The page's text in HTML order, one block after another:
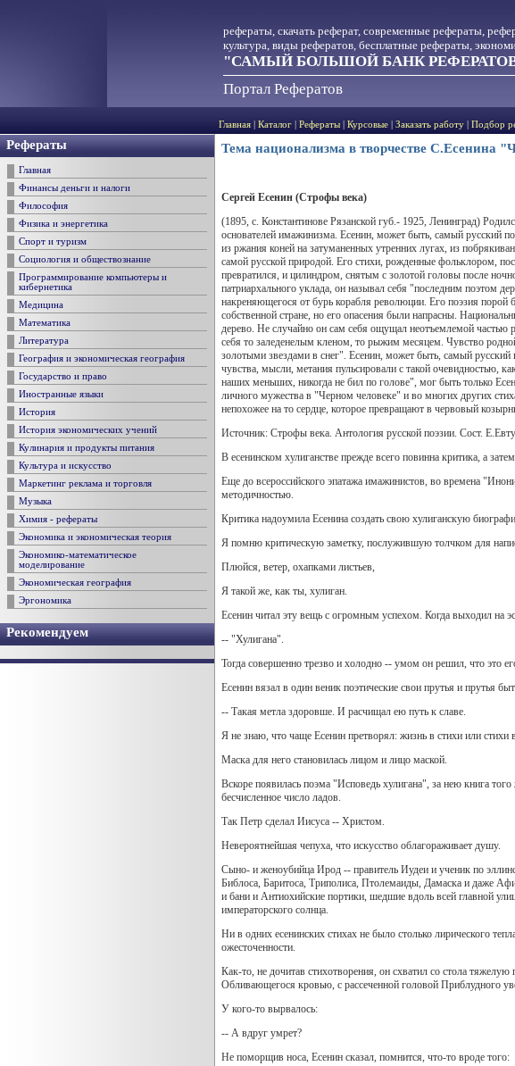
рефераты, скачать реферат, современные рефераты,
культура, виды рефератов, бесплатные рефераты,
"САМЫЙ БОЛЬШОЙ БАНК
Портал Рефератов
Главная Каталог Рефераты Курсовые Заказать работу Подбор
Рефераты
Главная
Финансы деньги и налоги
Философия
Физика и энергетика
Спорт и туризм
Социология и обществознание
Программирование компьютеры и
кибернетика
Медицина
Математика
Литература
География и экономическая география
Государство и право
Иностранные языки
История
История экономических учений
Кулинария и продукты питания
Культура и искусство
Маркетинг реклама и торговля
Музыка
Химия - рефераты
Экономика и экономическая теория
Экономико-математическое
моделирование
Экономическая география
Эргономика
Рекомендуем
Тема национализма в творчестве С.Есенина
Сергей Есенин (Строфы века)
(1895, с. Константинове Рязанской губ.- 1925, Ленинград)
основателей имажинизма. Есенин, может быть, самый русский
из ржания коней на затуманенных утренних лугах, из
самой русской природой. Его стихи, рожденные фольклором,
превратился, и цилиндром, снятым с золотой головы после
патриархального уклада, он называл себя "последним поэтом
накреняющегося от бурь корабля революции. Его поэзия порой
собственной стране, но его опасения были напрасны.
дерево. Не случайно он сам себя ощущал неотъемлемой частью
себя то заледенелым кленом, то рыжим месяцем. Чувство
золотыми звездами в снег". Есенин, может быть, самый русский
чувства, мысли, метания пульсировали с такой очевидностью,
наших меньших, никогда не бил по голове", мог быть только
личного мужества в "Черном человеке" и во многих других
непохожее на то сердце, которое превращают в червовый
Источник: Строфы века. Антология русской поэзии. Сост.
В есенинском хулиганстве прежде всего повинна критика, а
Еще до всероссийского эпатажа имажинистов, во времена
методичностью.
Критика надоумила Есенина создать свою хулиганскую
Я помню критическую заметку, послужившую толчком для
Плюйся, ветер, охапками листьев,
Я такой же, как ты, хулиган.
Есенин читал эту вещь с огромным успехом. Когда выходил на
-- "Хулигана".
Тогда совершенно трезво и холодно -- умом он решил, что это
Есенин вязал в один веник поэтические свои прутья и прутья
-- Такая метла здоровше. И расчищал ею путь к славе.
Я не знаю, что чаще Есенин претворял: жизнь в стихи или стихи
Маска для него становилась лицом и лицо маской.
Вскоре появилась поэма "Исповедь хулигана", за нею книга
бесчисленное число ладов.
Так Петр сделал Иисуса -- Христом.
Невероятнейшая чепуха, что искусство облагораживает душу.
Сыно- и женоубийца Ирод -- правитель Иудеи и ученик по
Библоса, Баритоса, Триполиса, Птолемаиды, Дамаска и даже
и бани и Антиохийские портики, шедшие вдоль всей главной
императорского солнца.
Ни в одних есенинских стихах не было столько лирического
ожесточенности.
Как-то, не дочитав стихотворения, он схватил со стола
Обливающегося кровью, с рассеченной головой Приблудного
У кого-то вырвалось:
-- А вдруг умрет?
Не поморщив носа, Есенин сказал, помнится, что-то вроде того: